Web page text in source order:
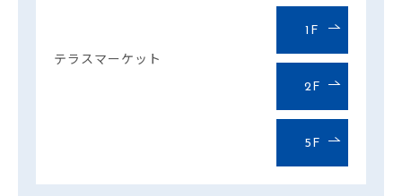
テラスマーケット
1F
2F
5F